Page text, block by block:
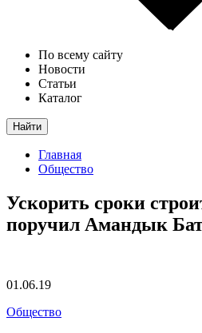
По всему сайту
Новости
Статьи
Каталог
Найти
Главная
Общество
Ускорить сроки
поручил Амандык
01.06.19
Общество